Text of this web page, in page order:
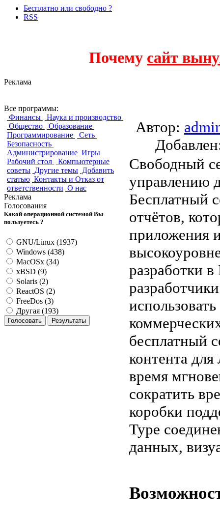
Бесплатно или свободно ?
RSS
Почему сайт
Реклама
Все программы:
Финансы
Наука и производство
Общество
Образование
Программирование
Сеть
Безопасность
Администрирование Игры
Рабочий стол
Компьютерные
советы Другие темы Добавить
статью Контакты и Отказ от
ответственности О нас
Реклама
Голосования
Какой операционной системой Вы
пользуетесь ?
GNU/Linux (1937)
Windows (438)
MacOSx (34)
xBSD (9)
Solaris (2)
ReactOS (2)
FreeDos (3)
Другая (193)
Автор:
Свободный
управлению
Бесплатный
отчётов,
приложения
разработки
бесплатный
контента
время
сократить
коробки
Type
данных,